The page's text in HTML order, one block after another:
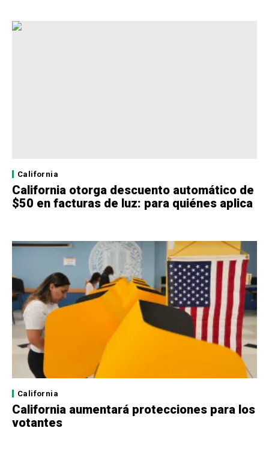
California
California otorga descuento automático de
$50 en facturas de luz: para quiénes aplica
California
California aumentará protecciones para los
votantes